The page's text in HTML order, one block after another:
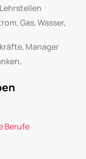
Gas, Wasser,
Manager
Berufe